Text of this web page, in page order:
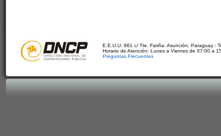
E.E.U.U. 961 c/ Tte. Fariña. Asunción, Paraguay -
Horario de Atención: Lunes a Viernes de 07:00 a
Preguntas Frecuentes